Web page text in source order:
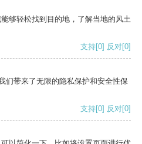
够轻松找到目的地，了解当地的风土
支持[0] 反对[0]
们带来了无限的隐私保护和安全性保
支持[0] 反对[0]